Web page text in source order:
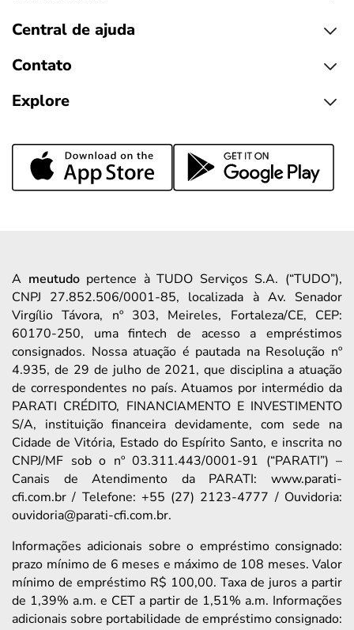
Central de ajuda
Contato
Explore
A meutudopertence à TUDO Serviços S.A. (“TUDO”),
CNPJ 27.852.506/0001-85, localizada à Av. Senador
Virgílio Távora, nº 303, Meireles, Fortaleza/CE, CEP:
60170-250, uma fintech de acesso a empréstimos
consignados. Nossa atuação é pautada na Resolução nº
4.935, de 29 de julho de 2021, que disciplina a atuação
de correspondentes no país. Atuamos por intermédio da
PARATI CRÉDITO, FINANCIAMENTO E INVESTIMENTO
S/A, instituição financeira devidamente, com sede na
Cidade de Vitória, Estado do Espírito Santo, e inscrita no
CNPJ/MF sob o nº 03.311.443/0001-91 (“PARATI”) –
Canais de Atendimento da PARATI: www.parati-
cfi.com.br / Telefone: +55 (27) 2123-4777 / Ouvidoria:
ouvidoria@parati-cfi.com.br.
Informações adicionais sobre o empréstimo consignado:
prazo mínimo de 6 meses e máximo de 108 meses. Valor
mínimo de empréstimo R$ 100,00. Taxa de juros a partir
de 1,39% a.m. e CET a partir de 1,51% a.m. Informações
adicionais sobre portabilidade de empréstimo consignado: